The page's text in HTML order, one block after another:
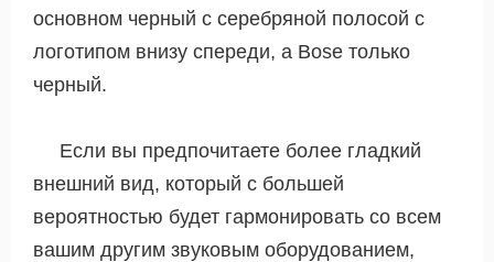
основном черный с серебряной полосой с
логотипом внизу спереди, а Bose только
черный.
Если вы предпочитаете более гладкий
внешний вид, который с большей
вероятностью будет гармонировать со всем
вашим другим звуковым оборудованием,